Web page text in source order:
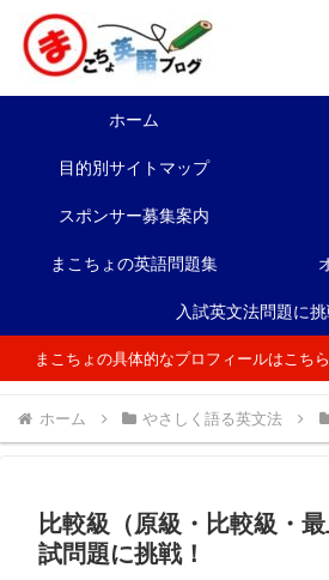
ホーム
目的別サイトマップ
スポンサー募集案内
まこちょの英語問題集
入試英文法問題に挑
まこちょの具体的なプロフィールはこち
ホーム やさしく語る英文法
比較級（原級・比較級・
試問題に挑戦！